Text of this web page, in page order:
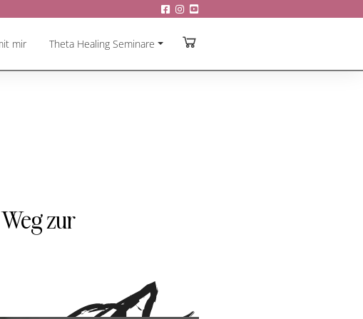
mir Theta Healing Seminare
zur